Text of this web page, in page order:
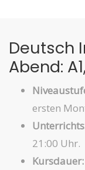
Deutsch
Abend:
ersten
21:00 Uhr.
Kursdauer: